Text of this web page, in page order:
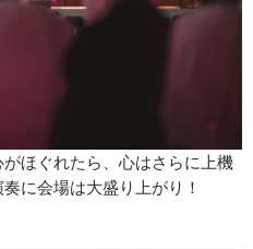
ほぐれたら、心はさらに上機
に会場は大盛り上がり！